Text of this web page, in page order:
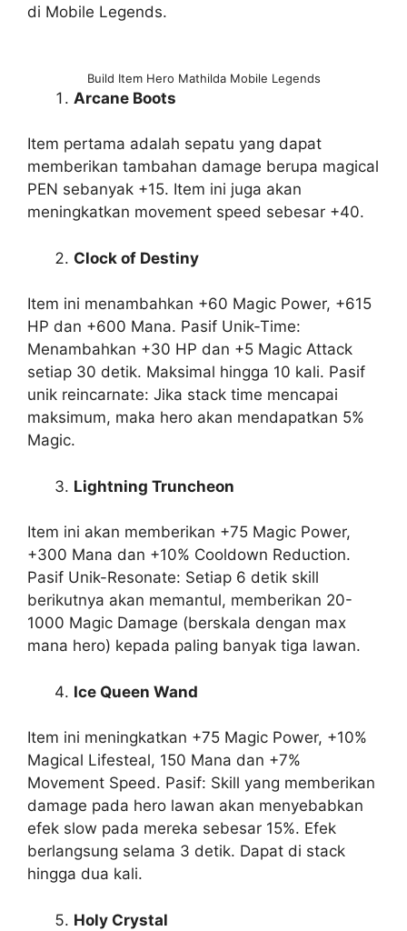
di Mobile Legends.
Build Item Hero Mathilda Mobile Legends
Arcane Boots
Item pertama adalah sepatu yang dapat
memberikan tambahan damage berupa magical
PEN sebanyak +15. Item ini juga akan
meningkatkan movement speed sebesar +40.
Clock of Destiny
Item ini menambahkan +60 Magic Power, +615
HP dan +600 Mana. Pasif Unik-Time:
Menambahkan +30 HP dan +5 Magic Attack
setiap 30 detik. Maksimal hingga 10 kali. Pasif
unik reincarnate: Jika stack time mencapai
maksimum, maka hero akan mendapatkan 5%
Magic.
Lightning Truncheon
Item ini akan memberikan +75 Magic Power,
+300 Mana dan +10% Cooldown Reduction.
Pasif Unik-Resonate: Setiap 6 detik skill
berikutnya akan memantul, memberikan 20-
1000 Magic Damage (berskala dengan max
mana hero) kepada paling banyak tiga lawan.
Ice Queen Wand
Item ini meningkatkan +75 Magic Power, +10%
Magical Lifesteal, 150 Mana dan +7%
Movement Speed. Pasif: Skill yang memberikan
damage pada hero lawan akan menyebabkan
efek slow pada mereka sebesar 15%. Efek
berlangsung selama 3 detik. Dapat di stack
hingga dua kali.
Holy Crystal